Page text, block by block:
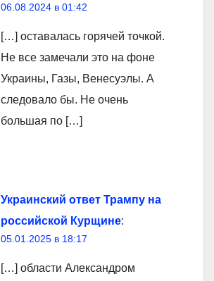
06.08.2024 в 01:42
[…] оставалась горячей точкой.
Не все замечали это на фоне
Украины, Газы, Венесуэлы. А
следовало бы. Не очень
большая по […]
Украинский ответ Трампу на
российской Курщине:
05.01.2025 в 18:17
[…] области Александром